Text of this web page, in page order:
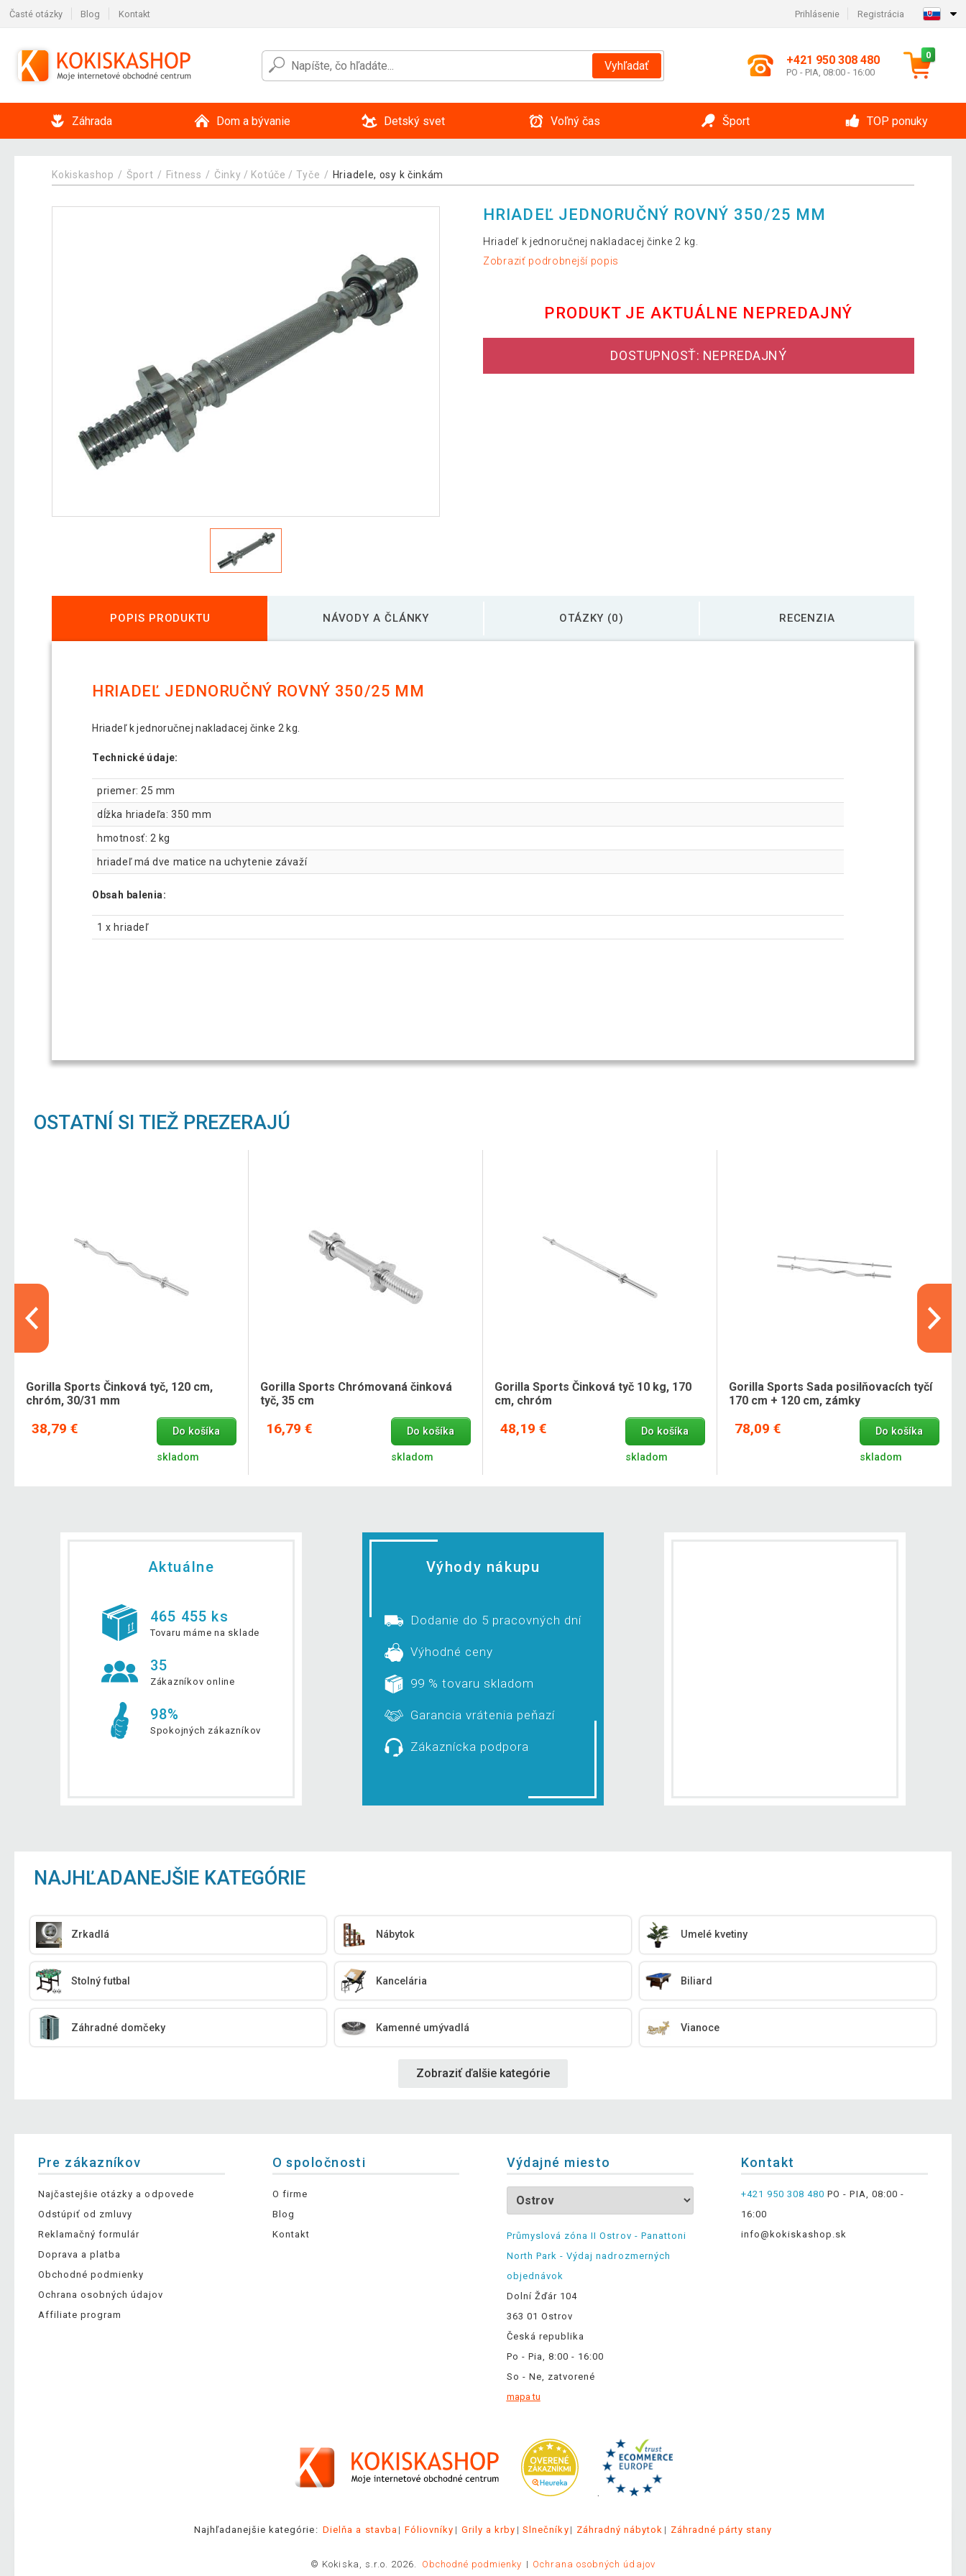
Časté otázky Blog Kontakt Prihlásenie Registrácia
Vyhľadať +421 950 308 480
PO - PIA, 08:00 - 16:00
0
Záhrada Dom a bývanie Detský svet Voľný čas Šport TOP ponuky
Kokiskashop Šport Fitness Činky / Kotúče / Tyče Hriadele, osy k činkám
HRIADEĽ JEDNORUČNÝ ROVNÝ 350/25 MM
Hriadeľ k jednoručnej nakladacej činke 2 kg.
Zobraziť podrobnejší popis
PRODUKT JE AKTUÁLNE NEPREDAJNÝ
DOSTUPNOSŤ: NEPREDAJNÝ
POPIS PRODUKTU NÁVODY A ČLÁNKY OTÁZKY (0) RECENZIA
HRIADEĽ JEDNORUČNÝ ROVNÝ 350/25 MM
Hriadeľ k jednoručnej nakladacej činke 2 kg.
Technické údaje:
priemer: 25 mm
dĺžka hriadeľa: 350 mm
hmotnosť: 2 kg
hriadeľ má dve matice na uchytenie závaží
Obsah balenia:
1 x hriadeľ
OSTATNÍ SI TIEŽ PREZERAJÚ
Gorilla Sports Činková tyč, 120 cm,
chróm, 30/31 mm
38,79 € Do košíka
skladom
Gorilla Sports Chrómovaná činková
tyč, 35 cm
16,79 € Do košíka
skladom
Gorilla Sports Činková tyč 10 kg, 170
cm, chróm
48,19 € Do košíka
skladom
Gorilla Sports Sada posilňovacích tyčí
170 cm + 120 cm, zámky
78,09 € Do košíka
skladom
Aktuálne
465 455 ks
Tovaru máme na sklade
35
Zákazníkov online
98%
Spokojných zákazníkov
Výhody nákupu
Dodanie do 5 pracovných dní
Výhodné ceny
99 % tovaru skladom
Garancia vrátenia peňazí
Zákaznícka podpora
NAJHĽADANEJŠIE KATEGÓRIE
Zrkadlá Nábytok Umelé kvetiny
Stolný futbal Kancelária Biliard
Záhradné domčeky Kamenné umývadlá Vianoce
Zobraziť ďalšie kategórie
Pre zákazníkov
Najčastejšie otázky a odpovede
Odstúpiť od zmluvy
Reklamačný formulár
Doprava a platba
Obchodné podmienky
Ochrana osobných údajov
Affiliate program
O spoločnosti
O firme
Blog
Kontakt
Výdajné miesto
Průmyslová zóna II Ostrov - Panattoni
North Park - Výdaj nadrozmerných
objednávok
Dolní Žďár 104
363 01 Ostrov
Česká republika
Po - Pia, 8:00 - 16:00
So - Ne, zatvorené
mapa tu
Kontakt
+421 950 308 480 PO - PIA, 08:00 -
16:00
info@kokiskashop.sk
.
Najhľadanejšie kategórie: Dielňa a stavba Fóliovníky Grily a krby Slnečníky Záhradný nábytok Záhradné párty stany
© Kokiska, s.r.o. 2026. Obchodné podmienky Ochrana osobných údajov